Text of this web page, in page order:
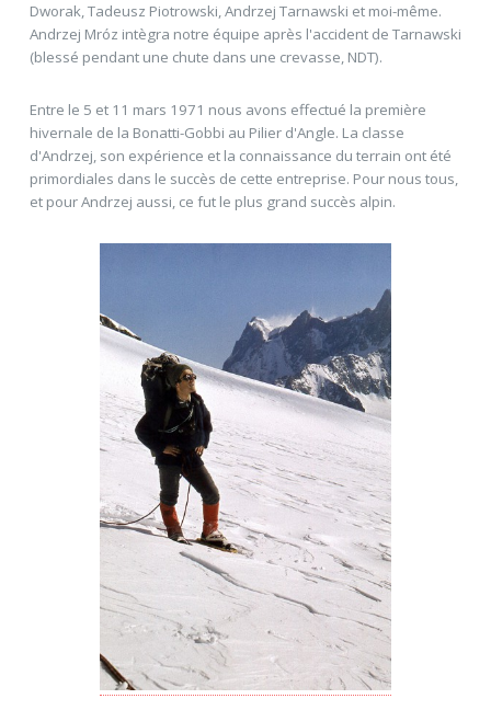
Dworak, Tadeusz Piotrowski, Andrzej Tarnawski et moi-même.
Andrzej Mróz intègra notre équipe après l'accident de Tarnawski
(blessé pendant une chute dans une crevasse, NDT).
Entre le 5 et 11 mars 1971 nous avons effectué la première
hivernale de la Bonatti-Gobbi au Pilier d'Angle. La classe
d'Andrzej, son expérience et la connaissance du terrain ont été
primordiales dans le succès de cette entreprise. Pour nous tous,
et pour Andrzej aussi, ce fut le plus grand succès alpin.